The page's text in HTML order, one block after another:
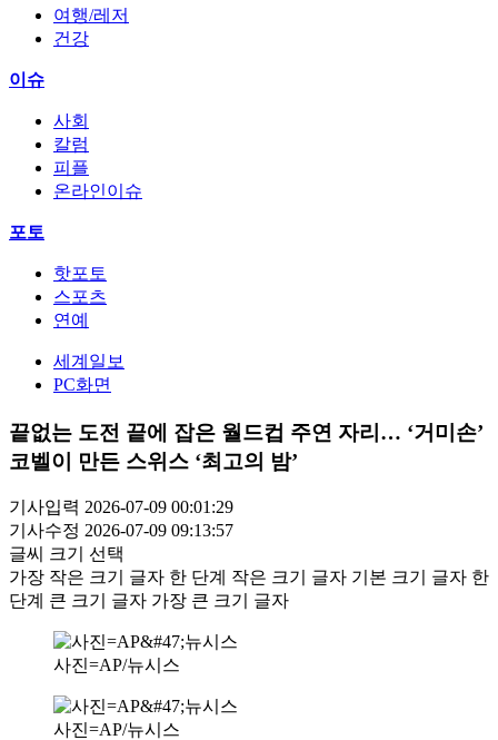
여행/레저
건강
이슈
사회
칼럼
피플
온라인이슈
포토
핫포토
스포츠
연예
세계일보
PC화면
끝없는 도전 끝에 잡은 월드컵 주연 자리… ‘거미손’
코벨이 만든 스위스 ‘최고의 밤’
기사입력 2026-07-09 00:01:29
기사수정 2026-07-09 09:13:57
글씨 크기 선택
가장 작은 크기 글자 한 단계 작은 크기 글자 기본 크기 글자 한
단계 큰 크기 글자 가장 큰 크기 글자
사진=AP/뉴시스
사진=AP/뉴시스